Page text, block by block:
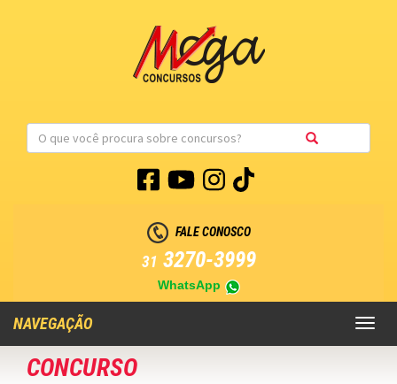
FALE CONOSCO
31 3270-3999
WhatsApp
Toggle
NAVEGAÇÃO
CONCURSO